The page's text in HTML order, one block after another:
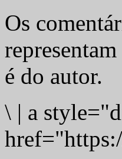
Os
é do autor.
\ | a